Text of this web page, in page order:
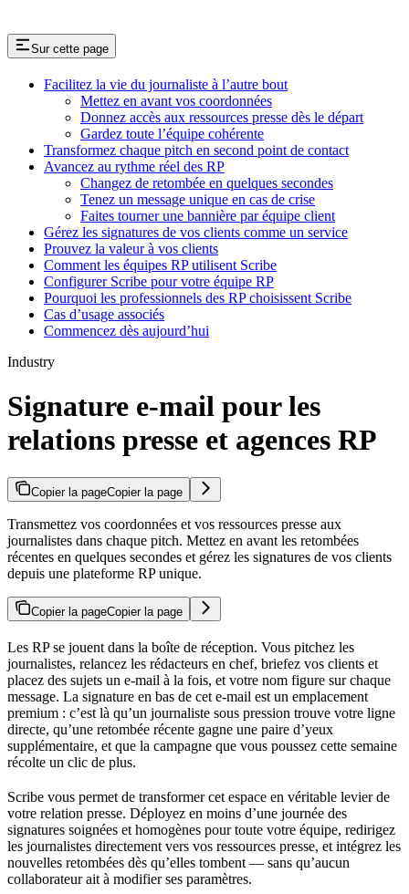
Sur cette page
Facilitez la vie du journaliste à l’autre bout
Mettez en avant vos coordonnées
Donnez accès aux ressources presse dès le départ
Gardez toute l’équipe cohérente
Transformez chaque pitch en second point de contact
Avancez au rythme réel des RP
Changez de retombée en quelques secondes
Tenez un message unique en cas de crise
Faites tourner une bannière par équipe client
Gérez les signatures de vos clients comme un service
Prouvez la valeur à vos clients
Comment les équipes RP utilisent Scribe
Configurer Scribe pour votre équipe RP
Pourquoi les professionnels des RP choisissent Scribe
Cas d’usage associés
Commencez dès aujourd’hui
Industry
Signature e-mail pour les
relations presse et agences RP
Copier la pageCopier la page
Transmettez vos coordonnées et vos ressources presse aux
journalistes dans chaque pitch. Mettez en avant les retombées
récentes en quelques secondes et gérez les signatures de vos clients
depuis une plateforme RP unique.
Copier la pageCopier la page
Les RP se jouent dans la boîte de réception. Vous pitchez les
journalistes, relancez les rédacteurs en chef, briefez vos clients et
placez des sujets un e-mail à la fois, et votre nom figure sur chaque
message. La signature en bas de cet e-mail est un emplacement
premium : c’est là qu’un journaliste sous pression trouve votre ligne
directe, qu’une retombée récente gagne une paire d’yeux
supplémentaire, et que la campagne que vous poussez cette semaine
récolte un clic de plus.
Scribe vous permet de transformer cet espace en véritable levier de
votre relation presse. Déployez en moins d’une journée des
signatures soignées et homogènes pour toute votre équipe, redirigez
les journalistes directement vers vos ressources presse, et intégrez les
nouvelles retombées dès qu’elles tombent — sans qu’aucun
collaborateur ait à modifier ses paramètres.